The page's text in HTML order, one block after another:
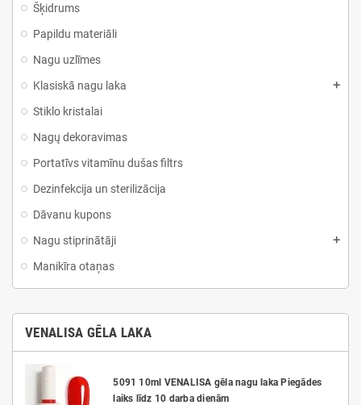
Šķidrums
Papildu materiāli
Nagu uzlīmes
Klasiskā nagu laka
Stiklo kristalai
Nagų dekoravimas
Portatīvs vitamīnu dušas filtrs
Dezinfekcija un sterilizācija
Dāvanu kupons
Nagu stiprinātāji
Manikīra otaņas
VENALISA GĒLA LAKA
5091 10ml VENALISA gēla nagu laka Piegādes
laiks līdz 10 darba dienām